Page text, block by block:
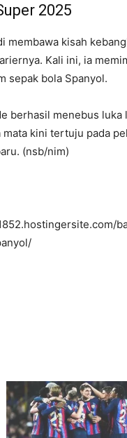
2025
membawa kisah
Kali ini, ia
sepak bola Spanyol.
berhasil menebus
kini tertuju pada
(nsb/nim)